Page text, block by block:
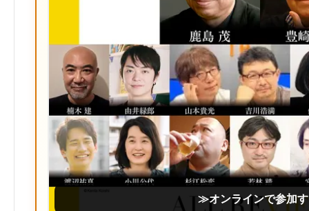
≫オンラインで参加